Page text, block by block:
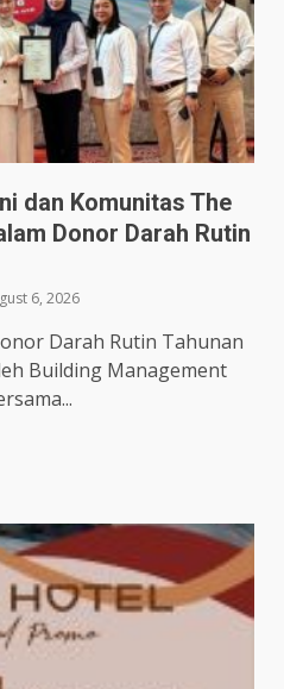
dan Komunitas The
Donor Darah Rutin
6, 2026
Darah Rutin Tahunan
Building Management